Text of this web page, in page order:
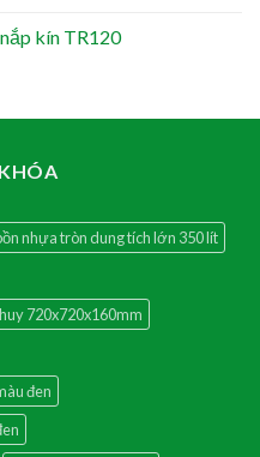
kín TR120
nhựa tròn dung tích lớn 350 lít
720x720x160mm
đen